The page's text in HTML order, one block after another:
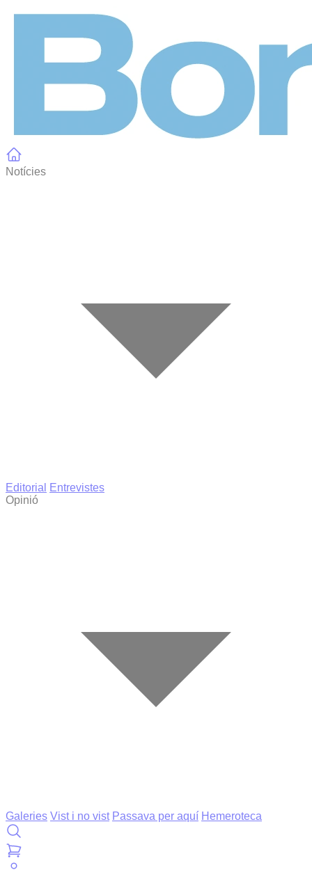
Notícies
Editorial
Entrevistes
Opinió
Galeries Vist i no vist Passava per aquí Hemeroteca